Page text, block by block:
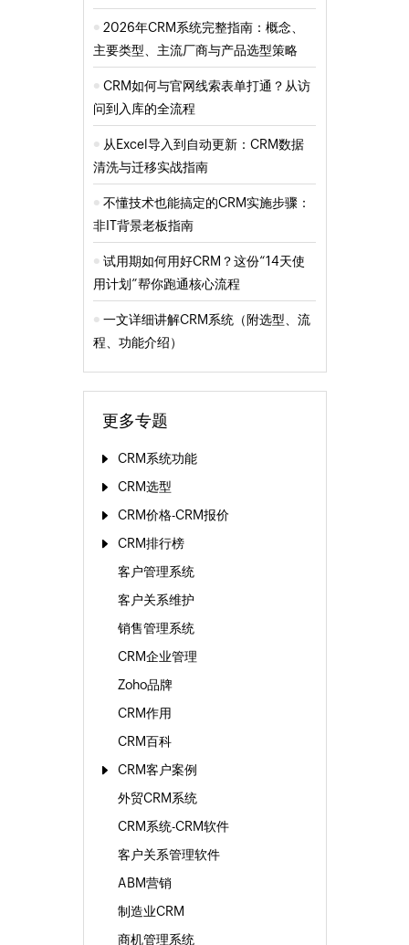
2026年CRM系统完整指南：概念、
主要类型、主流厂商与产品选型策略
CRM如何与官网线索表单打通？从访
问到入库的全流程
从Excel导入到自动更新：CRM数据
清洗与迁移实战指南
不懂技术也能搞定的CRM实施步骤：
非IT背景老板指南
试用期如何用好CRM？这份“14天使
用计划”帮你跑通核心流程
一文详细讲解CRM系统（附选型、流
程、功能介绍）
更多专题
CRM系统功能
CRM选型
CRM价格-CRM报价
CRM排行榜
客户管理系统
客户关系维护
销售管理系统
CRM企业管理
Zoho品牌
CRM作用
CRM百科
CRM客户案例
外贸CRM系统
CRM系统-CRM软件
客户关系管理软件
ABM营销
制造业CRM
商机管理系统